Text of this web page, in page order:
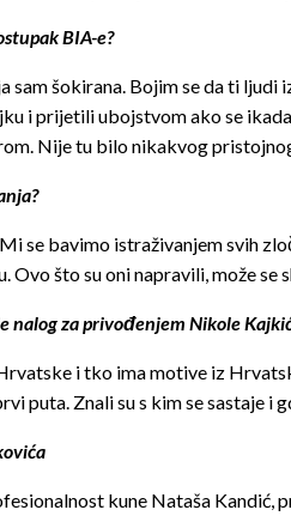
BIA-e?
sam šokirana. Bojim se da ti
i prijetili ubojstvom ako se
Nije tu bilo nikakvog
se bavimo istraživanjem svih
što su oni napravili, može se
za privođenjem Nikole
i tko ima motive iz
puta. Znali su s kim se sastaje
kune Nataša Kandić,